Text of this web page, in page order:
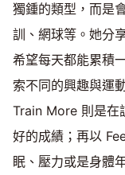
獨鍾的類型，而是
訓、網球等。她分
希望每天都能累積
索不同的興趣與運
Train More 則是在
好的成績；再以
眠、壓力或是身體